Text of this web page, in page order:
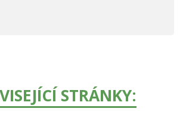
STRÁNKY: